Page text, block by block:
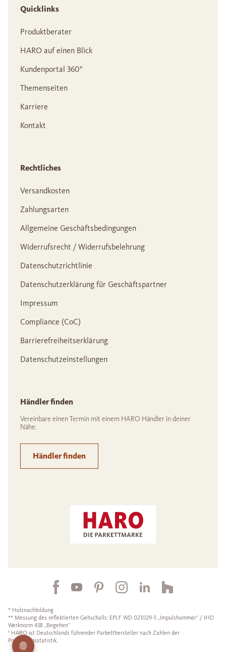
Quicklinks
Produktberater
HARO auf einen Blick
Kundenportal 360°
Themenseiten
Karriere
Kontakt
Rechtliches
Versandkosten
Zahlungsarten
Allgemeine Geschäftsbedingungen
Widerrufsrecht / Widerrufsbelehrung
Datenschutzrichtlinie
Datenschutzerklärung für Geschäftspartner
Impressum
Compliance (CoC)
Barrierefreiheitserklärung
Datenschutzeinstellungen
Händler finden
Vereinbare einen Termin mit einem HARO Händler in deiner
Nähe.
Händler finden
* Holznachbildung
** Messung des reflektierten Gehschalls: EPLF WD 021029-5 „Impulshammer“ / IHD
Werknorm 438 „Begehen“
¹ HARO ist Deutschlands führender Parketthersteller nach Zahlen der
Produktionsstatistik.